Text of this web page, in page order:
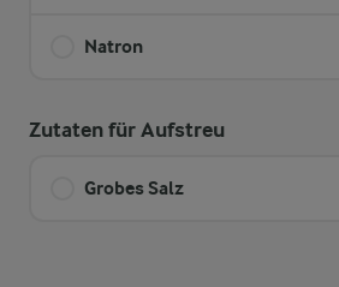
Natron
Zutaten für Aufstreu
Grobes Salz